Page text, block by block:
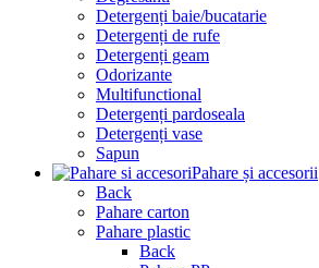
Detergenți baie/bucatarie
Detergenți de rufe
Detergenți geam
Odorizante
Multifunctional
Detergenți pardoseala
Detergenți vase
Sapun
Pahare și accesorii
Back
Pahare carton
Pahare plastic
Back